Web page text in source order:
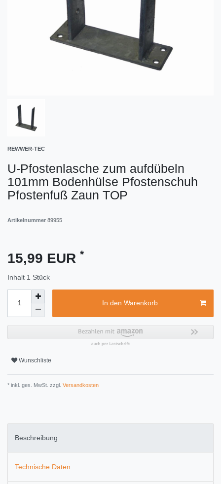
REWWER-TEC
U-Pfostenlasche zum aufdübeln
101mm Bodenhülse Pfostenschuh
Pfostenfuß Zaun TOP
Artikelnummer 89955
15,99 EUR *
Inhalt 1 Stück
In den Warenkorb
Wunschliste
* inkl. ges. MwSt. zzgl. Versandkosten
Beschreibung
Technische Daten